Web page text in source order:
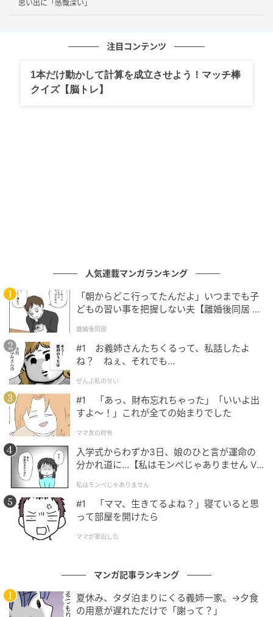
思い出に「感慨深い」
注目コンテンツ
1本だけ動かして計算を成立させよう！マッチ棒
クイズ【脳トレ】
人気連載マンガランキング
「朝からどこ行ってたんだよ」いつまでも子
どもの習い事を把握しない夫【離婚後同居 Vo
離婚後同居
#1 お義姉さんたちくるって、私話したよ
ね？ ねぇ、それでも…
ぜんぶ私のせい
#1 「あっ、財布忘れちゃった」「いいよ出
すよ〜！」これが全ての始まりでした
ママ友の財布
入学式からわずか3日、娘のひと言が運命の
分かれ道に…【私はモンペじゃありません Vo
私はモンペじゃありません
#1 「ママ、生きてるよね？」寝ていると思
って部屋を開けたら
ママが家出した
マンガ記事ランキング
夏休み、タダ泊まりにくる義姉一家。→夕食
の用意が遅れただけで「謝って？」